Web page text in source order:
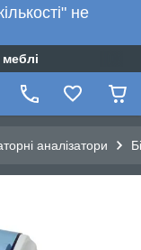
не
аналізатори